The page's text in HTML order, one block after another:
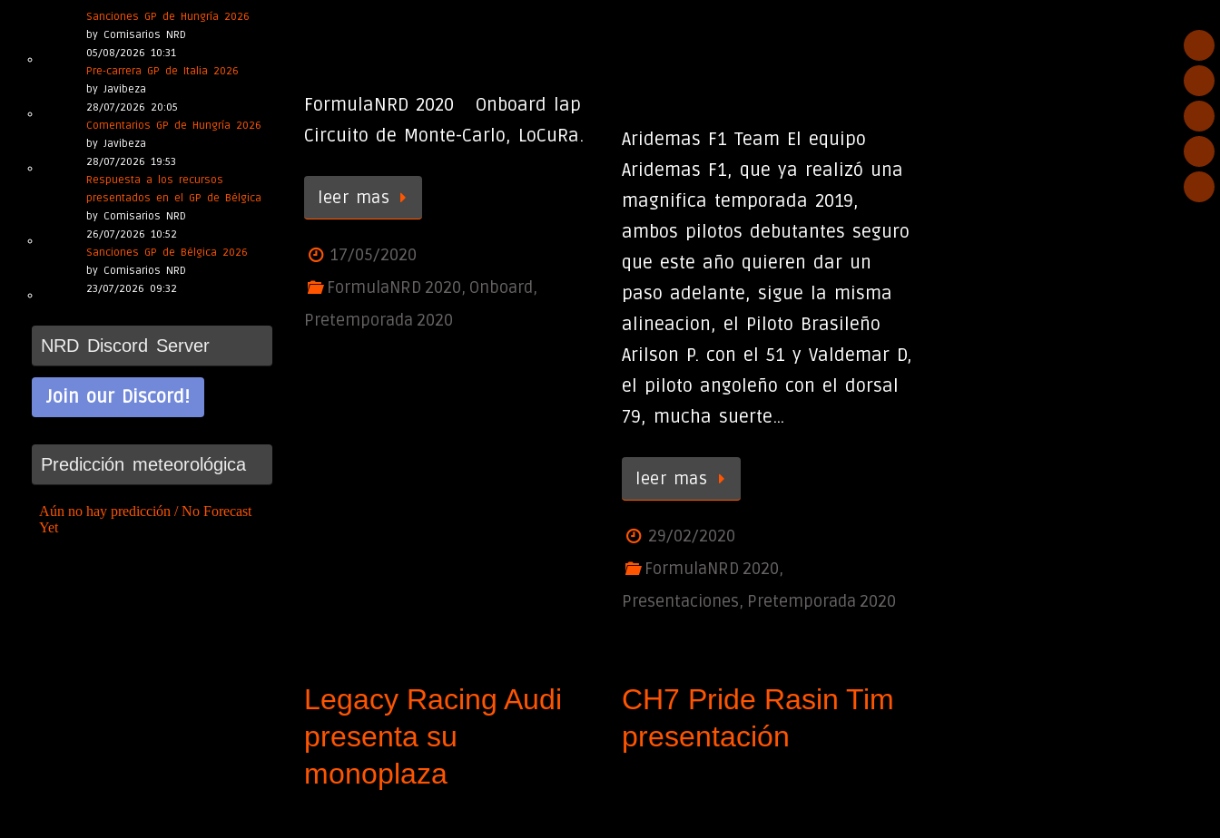
FormulaNRD 2020 Onboard lap
Circuito de Monte-Carlo, LoCuRa.
leer mas
17/05/2020
FormulaNRD 2020, Onboard,
Pretemporada 2020
Aridemas F1 Team El equipo
Aridemas F1, que ya realizó una
magnifica temporada 2019,
ambos pilotos debutantes seguro
que este año quieren dar un
paso adelante, sigue la misma
alineacion, el Piloto Brasileño
Arilson P. con el 51 y Valdemar D,
el piloto angoleño con el dorsal
79, mucha suerte…
leer mas
29/02/2020
FormulaNRD 2020,
Presentaciones, Pretemporada 2020
Legacy Racing Audi
presenta su
monoplaza
CH7 Pride Rasin Tim
presentación
Sanciones GP de Hungría 2026
by Comisarios NRD
05/08/2026 10:31
Pre-carrera GP de Italia 2026
by Javibeza
28/07/2026 20:05
Comentarios GP de Hungría 2026
by Javibeza
28/07/2026 19:53
Respuesta a los recursos
presentados en el GP de Bélgica
by Comisarios NRD
26/07/2026 10:52
Sanciones GP de Bélgica 2026
by Comisarios NRD
23/07/2026 09:32
NRD Discord Server
Join our Discord!
Predicción meteorológica